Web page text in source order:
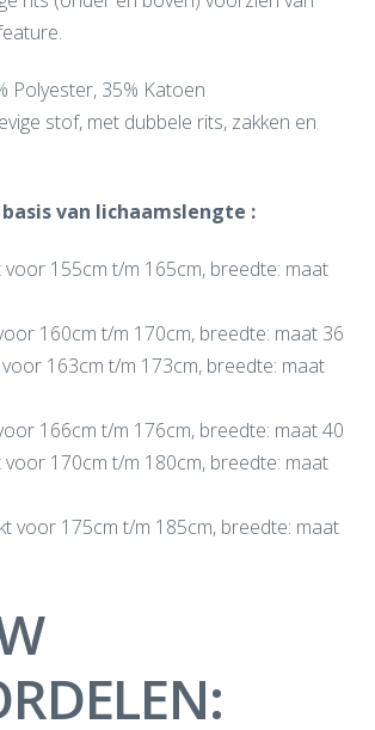
Polyester, 35% Katoen
stof, met dubbele rits, zakken en
van lichaamslengte :
voor 155cm t/m 165cm, breedte: maat
160cm t/m 170cm, breedte: maat 36
163cm t/m 173cm, breedte: maat
166cm t/m 176cm, breedte: maat 40
voor 170cm t/m 180cm, breedte: maat
voor 175cm t/m 185cm, breedte: maat